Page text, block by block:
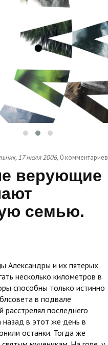
17 июля 2006, 0 комментариев
верующие
семью.
Александры и их пятерых
несколько километров в
способны только истинно
в подвале
последнего
назад в этот же день в
останки. Тогда же